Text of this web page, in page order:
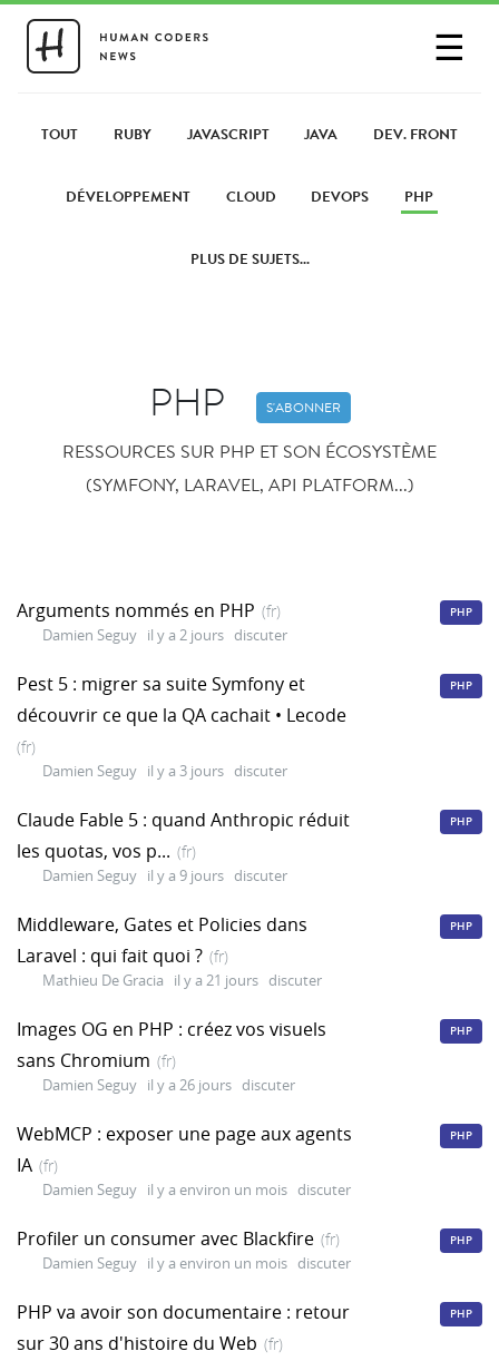
☰
PARTAGER UN LIEN
TOUT RUBY JAVASCRIPT JAVA DEV. FRONT
DÉVELOPPEMENT CLOUD DEVOPS PHP
PLUS DE SUJETS...
PHP S'ABONNER
RESSOURCES SUR PHP ET SON ÉCOSYSTÈME
(SYMFONY, LARAVEL, API PLATFORM...)
Arguments nommés en PHP (fr)
Damien Seguy il y a 2 jours discuter
PHP
Pest 5 : migrer sa suite Symfony et
découvrir ce que la QA cachait • Lecode
(fr)
Damien Seguy il y a 3 jours discuter
PHP
Claude Fable 5 : quand Anthropic réduit
les quotas, vos p... (fr)
Damien Seguy il y a 9 jours discuter
PHP
Middleware, Gates et Policies dans
Laravel : qui fait quoi ? (fr)
Mathieu De Gracia il y a 21 jours discuter
PHP
Images OG en PHP : créez vos visuels
sans Chromium (fr)
Damien Seguy il y a 26 jours discuter
PHP
WebMCP : exposer une page aux agents
IA (fr)
Damien Seguy il y a environ un mois discuter
PHP
Profiler un consumer avec Blackfire (fr)
Damien Seguy il y a environ un mois discuter
PHP
PHP va avoir son documentaire : retour
sur 30 ans d'histoire du Web (fr)
PHP